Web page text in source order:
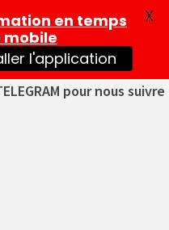
pour nous suivre
en temps
mobile
l'application
X